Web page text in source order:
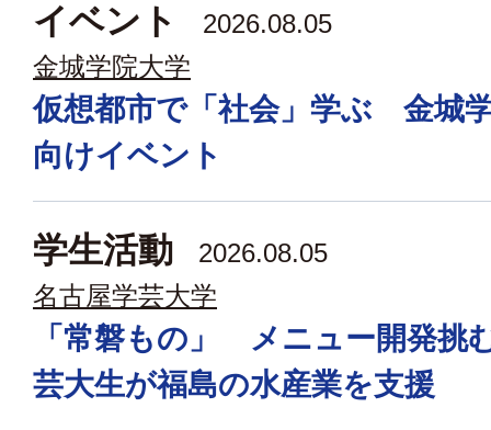
イベント
2026.08.05
金城学院大学
仮想都市で「社会」学ぶ 金城
向けイベント
学生活動
2026.08.05
名古屋学芸大学
「常磐もの」 メニュー開発
芸大生が福島の水産業を支援